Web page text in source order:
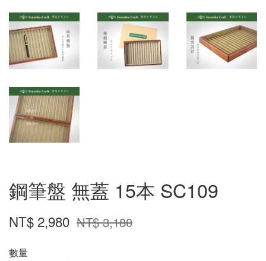
鋼筆盤 無蓋 15本 SC109
NT$ 2,980 NT$ 3,180
數量